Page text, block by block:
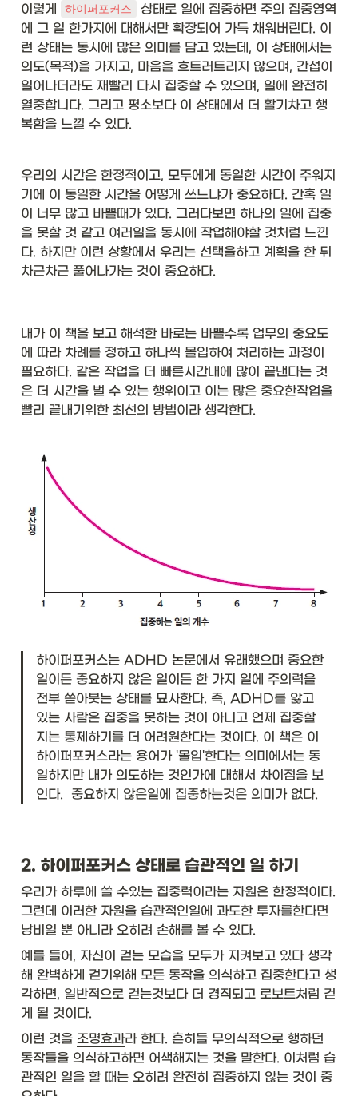
이렇게 하이퍼포커스
상태로 일에 집중하면 주의 집중영역
에 그 일 한가지에 대해서만 확장되어 가득 채워버린다. 이
런 상태는 동시에 많은 의미를 담고 있는데, 이 상태에서는
의도(목적)을 가지고, 마음을 흐트러트리지 않으며, 간섭이
일어나더라도 재빨리 다시 집중할 수 있으며, 일에 완전히
열중합니다. 그리고 평소보다 이 상태에서 더 활기차고 행
복함을 느낄 수 있다.
우리의 시간은 한정적이고, 모두에게 동일한 시간이 주워지
기에 이 동일한 시간을 어떻게 쓰느냐가 중요하다. 간혹 일
이 너무 많고 바쁠때가 있다. 그러다보면 하나의 일에 집중
을 못할 것 같고 여러일을 동시에 작업해야할 것처럼 느낀
다. 하지만 이런 상황에서 우리는 선택을하고 계획을 한 뒤
차근차근 풀어나가는 것이 중요하다.
내가 이 책을 보고 해석한 바로는 바쁠수록 업무의 중요도
에 따라 차례를 정하고 하나씩 몰입하여 처리하는 과정이
필요하다. 같은 작업을 더 빠른시간내에 많이 끝낸다는 것
은 더 시간을 벌 수 있는 행위이고 이는 많은 중요한작업을
빨리 끝내기위한 최선의 방법이라 생각한다.
하이퍼포커스는 ADHD 논문에서 유래했으며 중요한
일이든 중요하지 않은 일이든 한 가지 일에 주의력을
전부 쏟아붓는 상태를 묘사한다. 즉, ADHD를 앓고
있는 사람은 집중을 못하는 것이 아니고 언제 집중할
지는 통제하기를 더 어려원한다는 것이다. 이 책은 이
하이퍼포커스라는 용어가 '몰입'한다는 의미에서는 동
일하지만 내가 의도하는 것인가에 대해서 차이점을 보
인다.  중요하지 않은일에 집중하는것은 의미가 없다.
2. 하이퍼포커스 상태로 습관적인 일 하기
우리가 하루에 쓸 수있는 집중력이라는 자원은 한정적이다.
그런데 이러한 자원을 습관적인일에 과도한 투자를한다면
낭비일 뿐 아니라 오히려 손해를 볼 수 있다.
예를 들어, 자신이 걷는 모습을 모두가 지켜보고 있다 생각
해 완벽하게 걷기위해 모든 동작을 의식하고 집중한다고 생
각하면, 일반적으로 걷는것보다 더 경직되고 로보트처럼 걷
게 될 것이다.
이런 것을 조명효과라 한다. 흔히들 무의식적으로 행하던
동작들을 의식하고하면 어색해지는 것을 말한다. 이처럼 습
관적인 일을 할 때는 오히려 완전히 집중하지 않는 것이 중